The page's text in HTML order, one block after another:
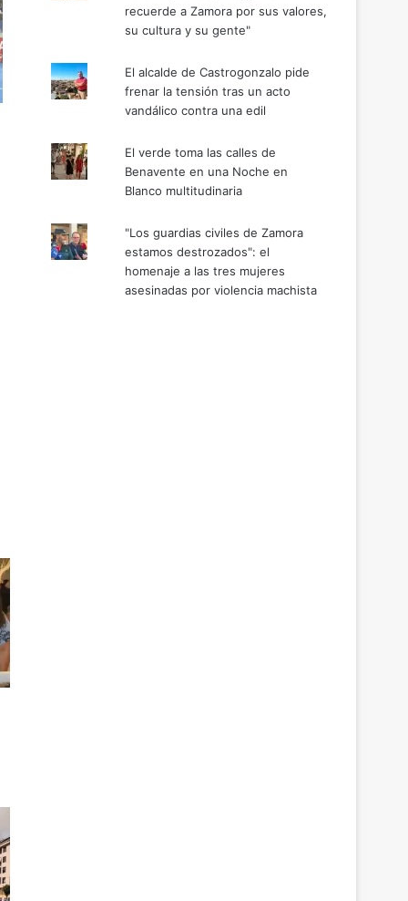
recuerde a Zamora por sus valores,
su cultura y su gente"
El alcalde de Castrogonzalo pide
frenar la tensión tras un acto
vandálico contra una edil
El verde toma las calles de
Benavente en una Noche en
Blanco multitudinaria
"Los guardias civiles de Zamora
estamos destrozados": el
homenaje a las tres mujeres
asesinadas por violencia machista